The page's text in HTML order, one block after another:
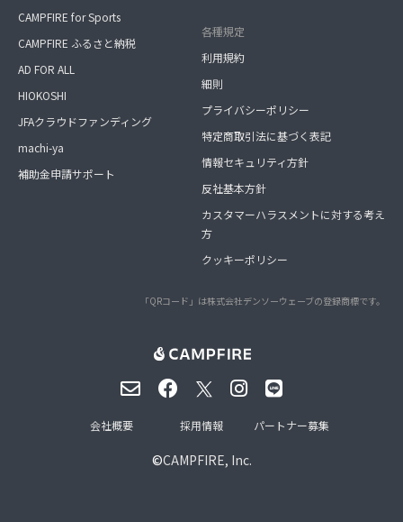
CAMPFIRE for Sports
CAMPFIRE ふるさと納税
AD FOR ALL
HIOKOSHI
JFAクラウドファンディング
machi-ya
補助金申請サポート
各種規定
利用規約
細則
プライバシーポリシー
特定商取引法に基づく表記
情報セキュリティ方針
反社基本方針
カスタマーハラスメントに対する考え
方
クッキーポリシー
「QRコード」は株式会社デンソーウェーブの登録商標です。
©CAMPFIRE, Inc.
会社概要 採用情報 パートナー募集